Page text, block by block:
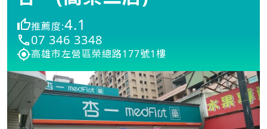
推薦度:4.1
07 346 3348
高雄市左營區榮總路177號1樓